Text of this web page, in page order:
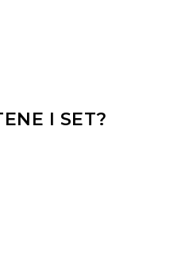
I SET?